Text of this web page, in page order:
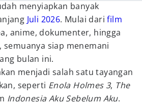
menyiapkan banyak
Juli 2026. Mulai darifilm
anime, dokumenter, hingga
siap menemani
bulan ini.
menjadi salah satu tayangan
seperti Enola Holmes 3, The
Indonesia Aku Sebelum Aku.